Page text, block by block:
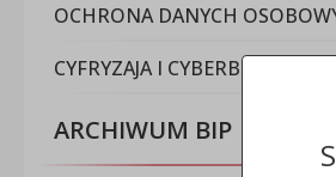
OCHRONA DANYCH
CYFRYZAJA I
ARCHIWUM BIP